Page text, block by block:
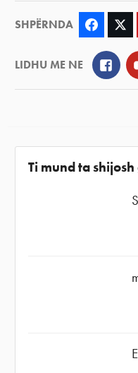
SHPËRNDA Facebook
LIDHU ME NE
Ti mund ta